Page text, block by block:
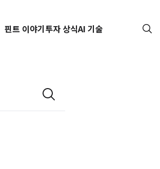
핀트 이야기투자 상식AI 기술